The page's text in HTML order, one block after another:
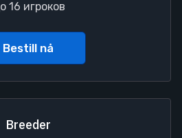
16 игроков
Bestill nå
Breeder